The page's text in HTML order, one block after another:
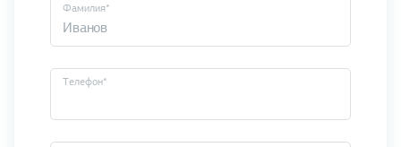
Фамилия*
Телефон*